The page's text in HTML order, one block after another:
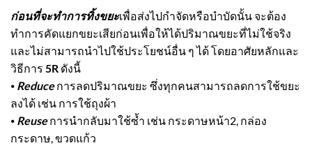
ก่อนที่จะทำการทิ้งขยะเพื่อส่งไปกำจัดหรือบำบัดนั้น จะต้อง
ทำการคัดแยกขยะเสียก่อนเพื่อให้ได้ปริมาณขยะที่ไม่ใช้จริง
และไม่สามารถนำไปใช้ประโยชน์อื่น ๆ ได้ โดยอาศัยหลักและ
วิธีการ 5R ดังนี้
⦁ Reduceการลดปริมาณขยะ ซึ่งทุกคนสามารถลดการใช้ขยะ
ลงได้ เช่น การใช้ถุงผ้า
⦁ Reuseการนำกลับมาใช้ซ้ำ เช่น กระดาษหน้า2, กล่อง
กระดาษ, ขวดแก้ว